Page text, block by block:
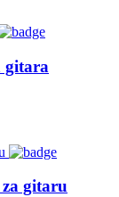
gitara
gitaru